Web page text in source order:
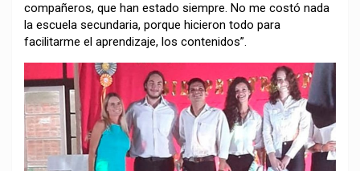
compañeros, que han estado siempre. No me costó nada
la escuela secundaria, porque hicieron todo para
facilitarme el aprendizaje, los contenidos”.